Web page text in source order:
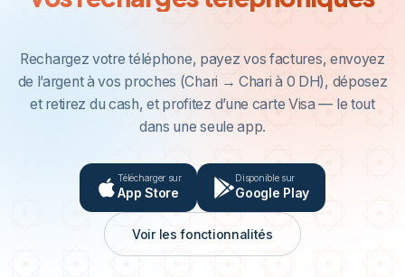
vos paiements de factures
Rechargez votre téléphone, payez vos factures, envoyez
de l’argent à vos proches (Chari → Chari à 0 DH), déposez
et retirez du cash, et profitez d’une carte Visa — le tout
dans une seule app.
Télécharger sur
App Store
Disponible sur
Google Play
Voir les fonctionnalités